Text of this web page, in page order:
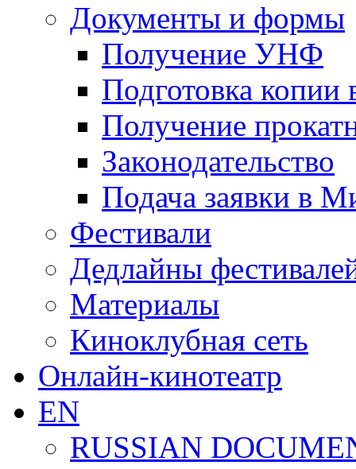
Документы и формы
Получение УНФ
Подготовка копии
Получение
Законодательство
Подача заявки в
Фестивали
Дедлайны
Материалы
Киноклубная сеть
Онлайн-кинотеатр
EN
RUSSIAN